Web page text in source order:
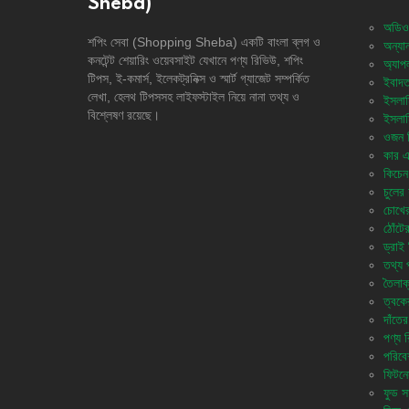
Sheba)
শপিং সেবা (Shopping Sheba) একটি বাংলা ব্লগ ও
কনটেন্ট শেয়ারিং ওয়েবসাইট যেখানে পণ্য রিভিউ, শপিং
টিপস, ই-কমার্স, ইলেকট্রনিক্স ও স্মার্ট গ্যাজেট সম্পর্কিত
লেখা, হেলথ টিপসসহ লাইফস্টাইল নিয়ে নানা তথ্য ও
বিশ্লেষণ রয়েছে।
অডিও
ওজন
কার
চুলের
ড্রাই
তথ্য
পণ্য
ফুড